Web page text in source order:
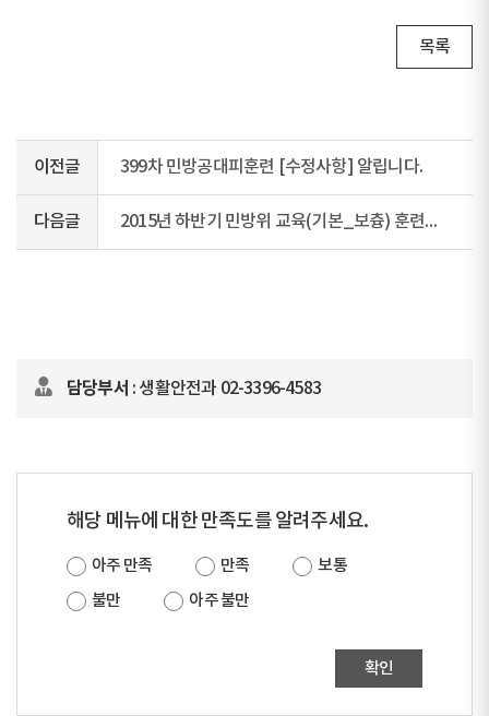
목록
이전글 399차 민방공대피훈련 [수정사항] 알립니다.
다음글 2015년 하반기 민방위 교육(기본_보츙) 훈련일정 알림(직장대 필독)
담당부서 : 생활안전과 02-3396-4583
해당 메뉴에 대한 만족도를 알려주세요.
아주 만족 만족
보통
불만
아주 불만
확인